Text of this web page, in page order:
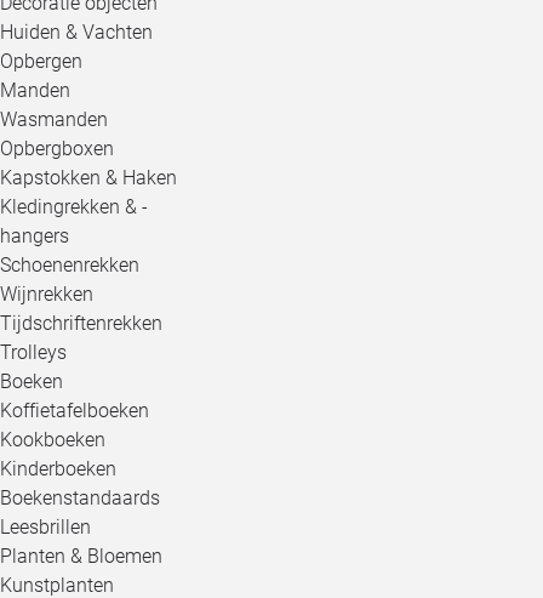
Huiden & Vachten
Opbergen
Manden
Wasmanden
Opbergboxen
Kapstokken & Haken
Kledingrekken & -
hangers
Schoenenrekken
Wijnrekken
Tijdschriftenrekken
Trolleys
Boeken
Koffietafelboeken
Kookboeken
Kinderboeken
Boekenstandaards
Leesbrillen
Planten & Bloemen
Kunstplanten